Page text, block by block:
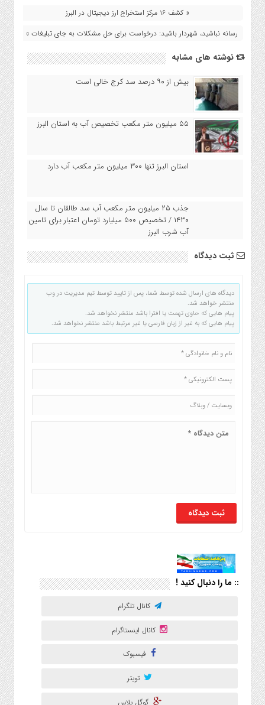
« کشف ۱۶ مرکز استخراج ارز دیجیتال در البرز
رسانه نباشید، شهردار باشید: درخواست برای حل مشکلات به جای تبلیغات »
نوشته های مشابه
بیش از ۹۰ درصد سد کرج خالی است
۵۵ میلیون متر مکعب تخصیص آب به استان البرز
استان البرز تنها ۳۰۰ میلیون متر مکعب آب دارد
جذب ۲۵ میلیون متر مکعب آب سد طالقان تا سال
۱۴۳۰ / تخصیص ۵۰۰ میلیارد تومان اعتبار برای تامین
آب شرب البرز
ثبت دیدگاه
دیدگاه های ارسال شده توسط شما، پس از تایید توسط تیم مدیریت در وب
منتشر خواهد شد.
پیام هایی که حاوی تهمت یا افترا باشد منتشر نخواهد شد.
پیام هایی که به غیر از زبان فارسی یا غیر مرتبط باشد منتشر نخواهد شد.
:: ما را دنبال کنید !
کانال تلگرام
کانال اینستاگرام
فیسبوک
تویتر
گوگل پلاس